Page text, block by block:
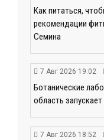
Как питаться,
рекомендации
Семина
7 Авг 2026 19:02
Ботанические
область
7 Авг 2026 18:52